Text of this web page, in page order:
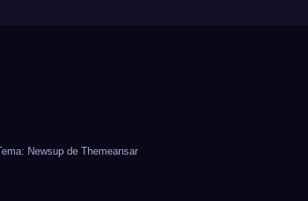
Newsup de Themeansar